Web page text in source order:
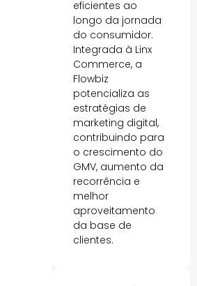
eficientes ao
longo da jornada
do consumidor.
Integrada à Linx
Commerce, a
Flowbiz
potencializa as
estratégias de
marketing digital,
contribuindo para
o crescimento do
GMV, aumento da
recorrência e
melhor
aproveitamento
da base de
clientes.